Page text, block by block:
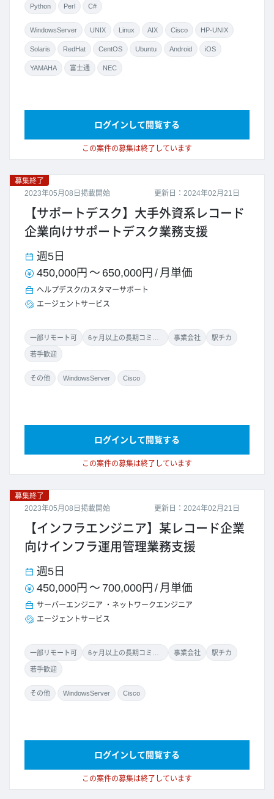
Python Perl C#
WindowsServer UNIX Linux AIX Cisco HP-UNIX
Solaris RedHat CentOS Ubuntu Android iOS
YAMAHA 富士通 NEC
この案件の募集は終了しています
ログインして閲覧する
更新日：2024年02月21日
募集終了
2023年05月08日掲載開始
【サポートデスク】大手外資系レコード
企業向けサポートデスク業務支援
週5日
450,000円 ～ 650,000円 / 月単価
ヘルプデスク/カスタマーサポート
エージェントサービス
一部リモート可 事業会社 駅チカ
若手歓迎
その他 WindowsServer Cisco
この案件の募集は終了しています
ログインして閲覧する
更新日：2024年02月21日
募集終了
2023年05月08日掲載開始
【インフラエンジニア】某レコード企業
向けインフラ運用管理業務支援
週5日
450,000円 ～ 700,000円 / 月単価
サーバーエンジニア
ネットワークエンジニア
エージェントサービス
一部リモート可 事業会社 駅チカ
若手歓迎
その他 WindowsServer Cisco
この案件の募集は終了しています
ログインして閲覧する